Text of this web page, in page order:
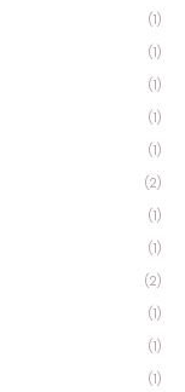
(1)
(1)
(1)
(1)
(1)
(2)
(1)
(1)
(2)
(1)
(1)
(1)